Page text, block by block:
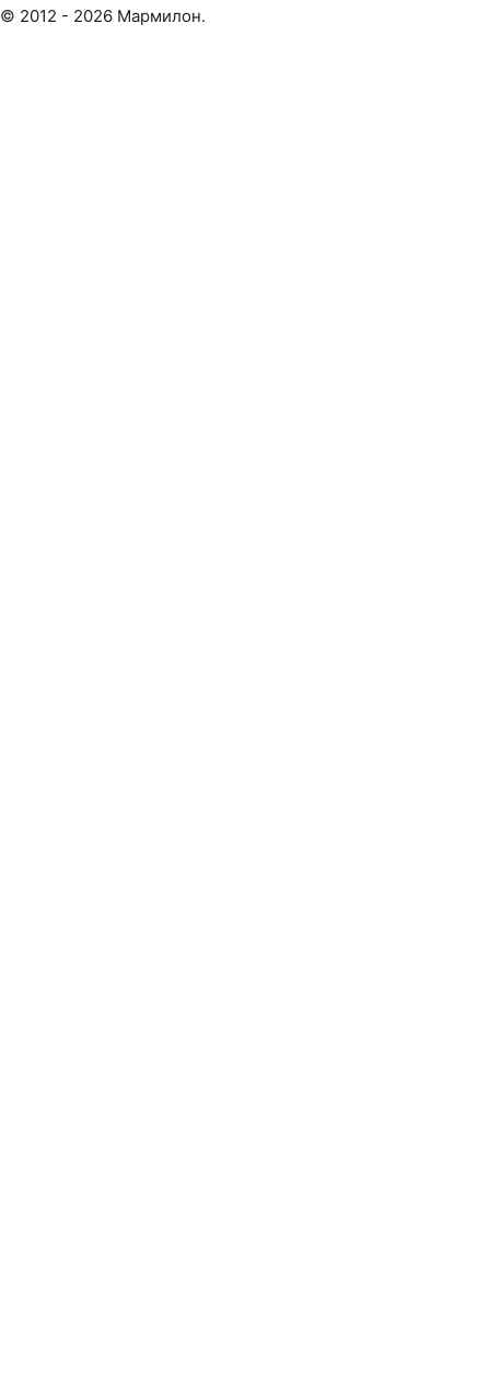
© 2012 - 2026 Мармилон.